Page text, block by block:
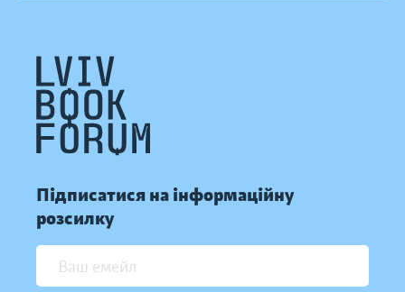
Підписатися на інформаційну
розсилку